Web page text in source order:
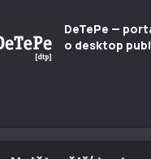
DeTePe —
o desktop